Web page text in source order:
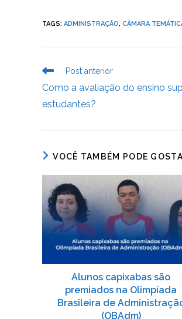
c
b
o
o
itt k
n
at
p
ss
g
TAGS: ADMINISTRAÇÃO, CÂMARA
Leia
artigos
Post anterior
Como a avaliação do ensino
estudantes?
VOCÊ TAMBÉM PODE
Alunos capixabas são
premiados na Olimpíada
Brasileira de
(OBAdm)